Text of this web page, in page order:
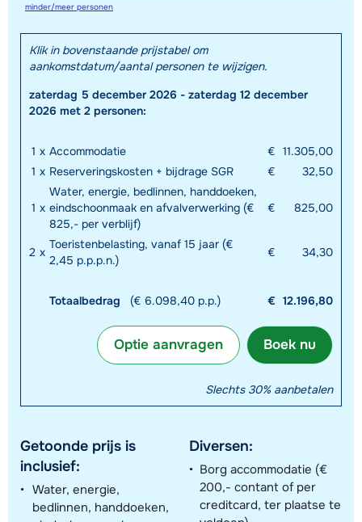
Toon alle accommodaties in dit gebied
Deze kaart geeft een indicatie van de ligging van onze accommodaties. De
exacte locatie kan enigszins afwijken.
minder/meer personen
Klik in bovenstaande prijstabel om
aankomstdatum/aantal personen te wijzigen.
zaterdag 5 december 2026 - zaterdag 12 december
2026 met 2 personen:
1 x Accommodatie € 11.305,00
1 x Reserveringskosten + bijdrage SGR € 32,50
1 x
Water, energie, bedlinnen, handdoeken,
eindschoonmaak en afvalverwerking (€
825,- per verblijf)
€ 825,00
2 x
Toeristenbelasting, vanaf 15 jaar (€
2,45 p.p.p.n.)
€ 34,30
Totaalbedrag (€ 6.098,40 p.p.) € 12.196,80
Boek nu
Optie aanvragen
Slechts 30% aanbetalen
Getoonde prijs is
inclusief:
Water, energie,
bedlinnen, handdoeken,
Diversen:
Borg accommodatie (€
200,- contant of per
creditcard, ter plaatse te